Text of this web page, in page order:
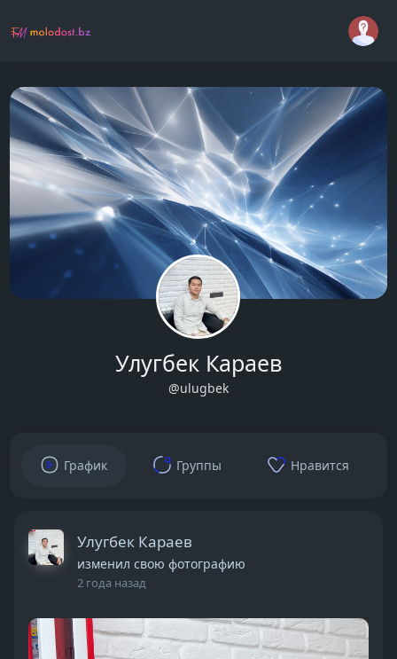
Улугбек Караев
@ulugbek
График Группы Нравится
Улугбек Караев
изменил свою фотографию
2 года назад